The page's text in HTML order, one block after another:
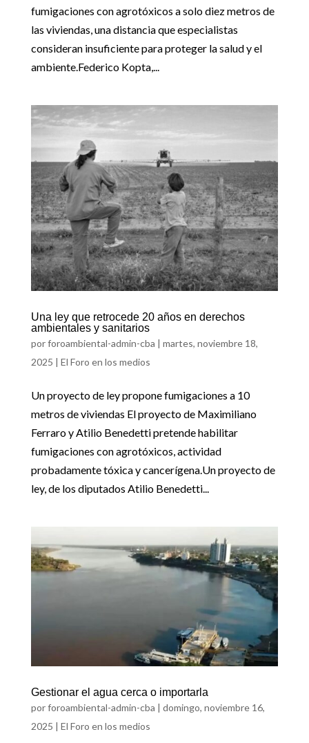
fumigaciones con agrotóxicos a solo diez metros de
las viviendas, una distancia que especialistas
consideran insuficiente para proteger la salud y el
ambiente.Federico Kopta,...
Una ley que retrocede 20 años en derechos
ambientales y sanitarios
porforoambiental-admin-cba | martes, noviembre 18,
2025 | El Foro en los medios
Un proyecto de ley propone fumigaciones a 10
metros de viviendas El proyecto de Maximiliano
Ferraro y Atilio Benedetti pretende habilitar
fumigaciones con agrotóxicos, actividad
probadamente tóxica y cancerígena.Un proyecto de
ley, de los diputados Atilio Benedetti...
Gestionar el agua cerca o importarla
porforoambiental-admin-cba | domingo, noviembre 16,
2025 | El Foro en los medios